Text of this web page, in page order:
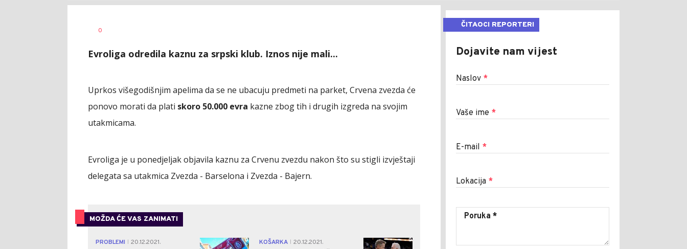
AUTOR
0
Evroliga odredila kaznu za srpski klub. Iznos nije mali...
Uprkos višegodišnjim apelima da se ne ubacuju predmeti na parket, Crvena zvezda će
ponovo morati da plati skoro 50.000 evra kazne zbog tih i drugih izgreda na svojim
utakmicama.
Evroliga je u ponedjeljak objavila kaznu za Crvenu zvezdu nakon što su stigli izvještaji
delegata sa utakmica Zvezda - Barselona i Zvezda - Bajern.
MOŽDA ĆE VAS ZANIMATI
PROBLEMI
20.12.2021.
0 KOŠARKA
20.12.2021.
0
ČITAOCI REPORTERI
Dojavite nam vijest
Naslov *
Vaše ime *
E-mail *
Lokacija *